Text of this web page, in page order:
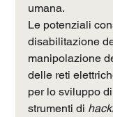
umana.
Le potenziali
disabilitazione
manipolazione
delle reti
per lo sviluppo
strumenti di